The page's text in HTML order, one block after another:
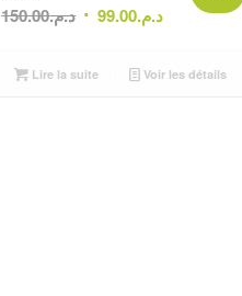
د.م.150.00
Le
initial
د.م.99.00
Le
actuel
Lire la suite Voir les détails